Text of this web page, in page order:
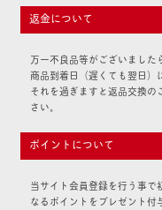
返金について
万一不良品等がございました
商品到着日（遅くても翌日）
それを過ぎますと返品交換
さい。
ポイントについて
当サイト会員登録を行う事で
なるポイントをプレゼント付